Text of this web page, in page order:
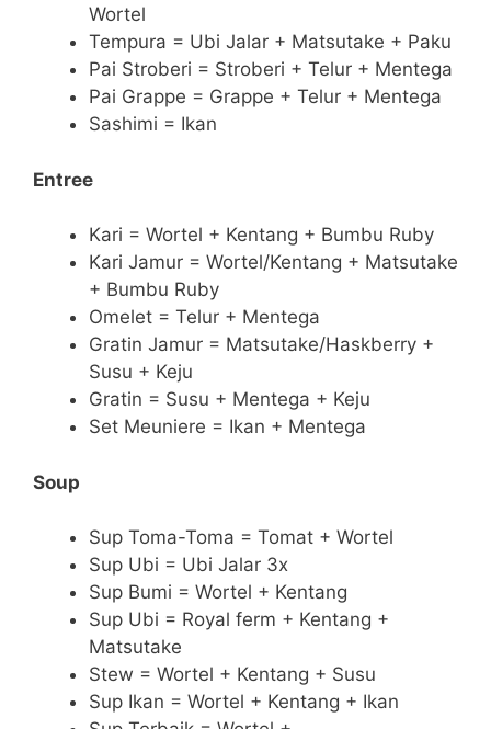
Wortel
Tempura = Ubi Jalar + Matsutake + Paku
Pai Stroberi = Stroberi + Telur + Mentega
Pai Grappe = Grappe + Telur + Mentega
Sashimi = Ikan
Entree
Kari = Wortel + Kentang + Bumbu Ruby
Kari Jamur = Wortel/Kentang + Matsutake
+ Bumbu Ruby
Omelet = Telur + Mentega
Gratin Jamur = Matsutake/Haskberry +
Susu + Keju
Gratin = Susu + Mentega + Keju
Set Meuniere = Ikan + Mentega
Soup
Sup Toma-Toma = Tomat + Wortel
Sup Ubi = Ubi Jalar 3x
Sup Bumi = Wortel + Kentang
Sup Ubi = Royal ferm + Kentang +
Matsutake
Stew = Wortel + Kentang + Susu
Sup Ikan = Wortel + Kentang + Ikan